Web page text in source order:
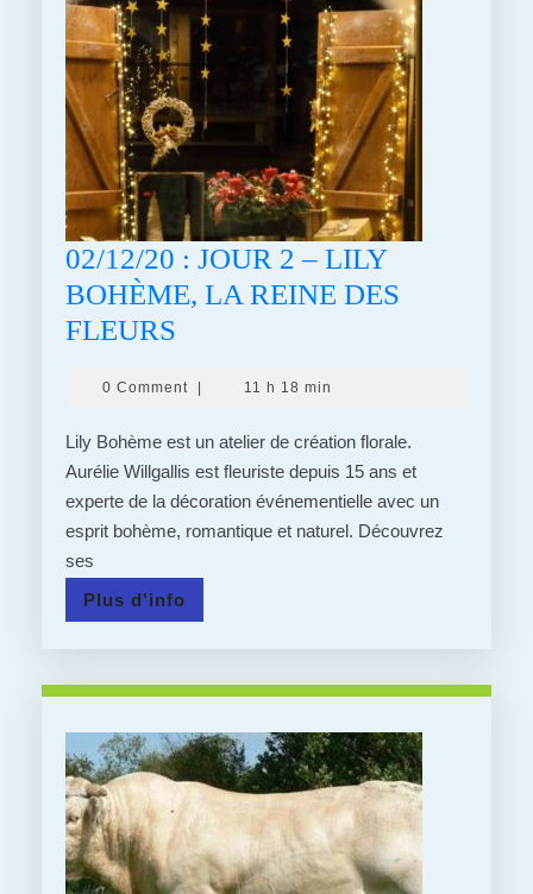
LES
SWAMPEUX
21h30-
FUSIBLES
ET
DENTELLES
02/12/20 : JOUR 2 – LILY
BOHÈME, LA REINE DES
FLEURS
JOUR
2
–
LILY
BOHÈME,
LA
REINE
FLEURS
0 Comment 11 h 18 min
Lily Bohème est un atelier de création florale.
Aurélie Willgallis est fleuriste depuis 15 ans et
experte de la décoration événementielle avec un
esprit bohème, romantique et naturel. Découvrez
ses
Plus d'info
d'info